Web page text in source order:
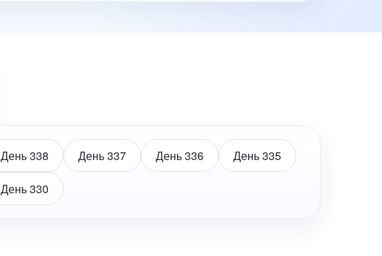
День 338 День 337 День 336 День 335
День 330